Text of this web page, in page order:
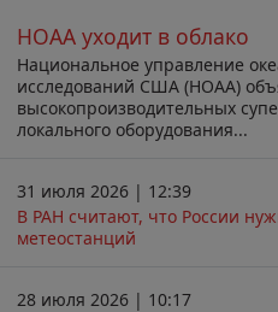
НОАА уходит в облако
Национальное управление
исследований США (НОАА)
высокопроизводительных
локального оборудования...
31 июля 2026 | 12:39
В РАН считают, что России
метеостанций
28 июля 2026 | 10:17